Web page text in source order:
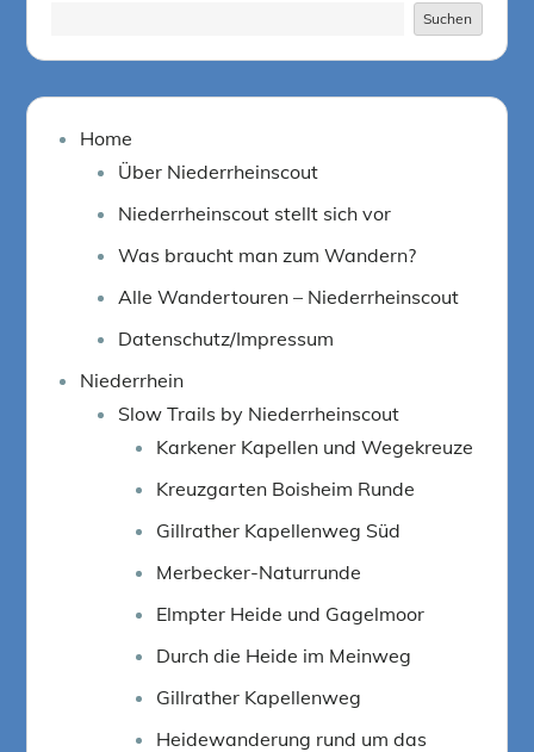
Suchen
Home
Über Niederrheinscout
Niederrheinscout stellt sich vor
Was braucht man zum Wandern?
Alle Wandertouren – Niederrheinscout
Datenschutz/Impressum
Niederrhein
Slow Trails by Niederrheinscout
Karkener Kapellen und Wegekreuze
Kreuzgarten Boisheim Runde
Gillrather Kapellenweg Süd
Merbecker-Naturrunde
Elmpter Heide und Gagelmoor
Durch die Heide im Meinweg
Gillrather Kapellenweg
Heidewanderung rund um das